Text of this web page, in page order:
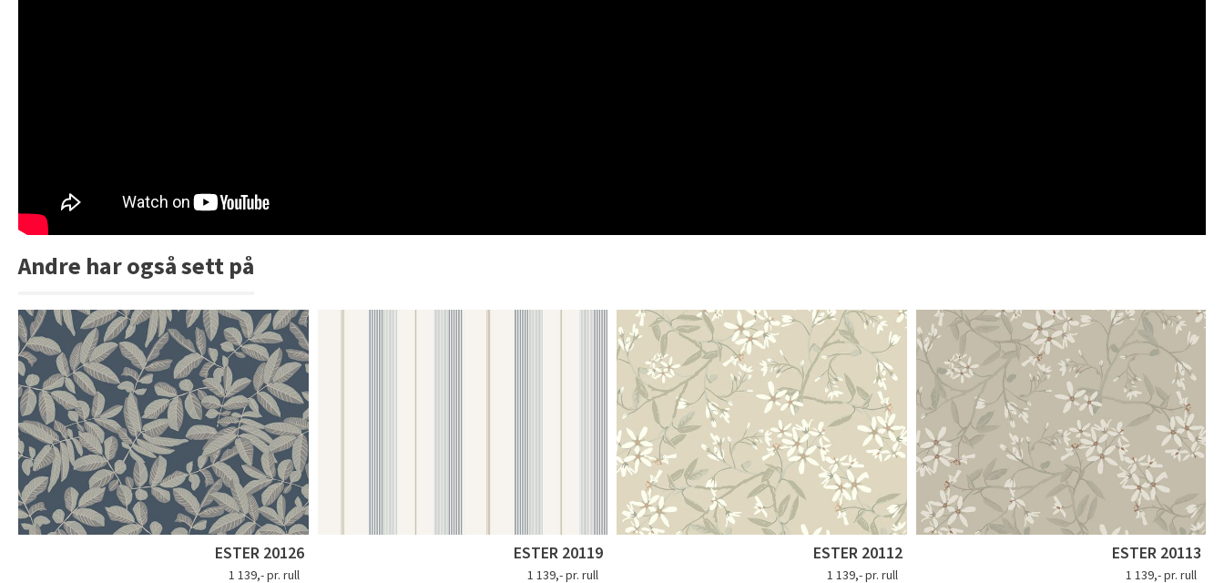
Andre har også sett på
ESTER 20126
1 139,- pr. rull
ESTER 20119
1 139,- pr. rull
ESTER 20112
1 139,- pr. rull
ESTER 20113
1 139,- pr. rull